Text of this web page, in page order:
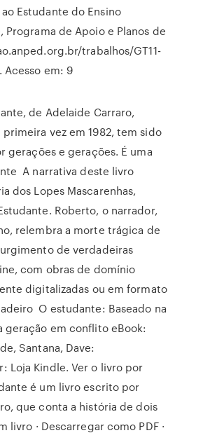
Estudante do Ensino
Programa de Apoio e Planos de
trabalhos/GT11-
Acesso em: 9
de Adelaide Carraro,
vez em 1982, tem sido
gerações e gerações. É uma
A narrativa deste livro
dos Lopes Mascarenhas,
Roberto, o narrador,
relembra a morte trágica de
de verdadeiras
com obras de domínio
digitalizadas ou em formato
O estudante: Baseado na
geração em conflito eBook:
Santana, Dave:
Loja Kindle. Ver o livro por
é um livro escrito por
que conta a história de dois
livro · Descarregar como PDF ·